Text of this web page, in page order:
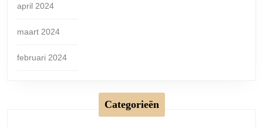
april 2024
maart 2024
februari 2024
Categorieën